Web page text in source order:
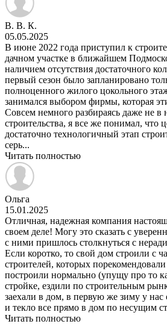
В. В. К.
05.05.2025
В июне 2022 года приступил к
дачном участке в ближайшем
наличием отсутствия достаточного
первый сезон было запланировано
полноценного жилого цокольного
занимался выбором фирмы, которая
Совсем немного разбираясь даже не в
строительства, я все же понимал, что
достаточно технологичный этап
серь...
Читать полностью
Ольга
15.01.2025
Отличная, надежная компания
своем деле! Могу это сказать с
с ними пришлось столкнуться с
Если коротко, то свой дом строили с
строителей, которых
построили нормально (упущу про то
стройке, ездили по строительным
заехали в дом, в первую же зиму у нас
и текло все прямо в дом по несущим
Читать полностью